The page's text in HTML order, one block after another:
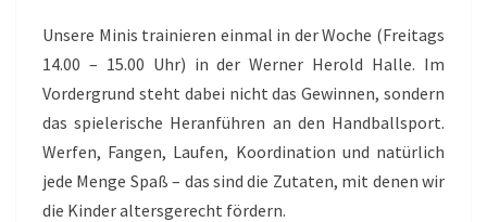
Unsere Minis trainieren einmal in der Woche (Freitags
14.00 – 15.00 Uhr) in der Werner Herold Halle. Im
Vordergrund steht dabei nicht das Gewinnen, sondern
das spielerische Heranführen an den Handballsport.
Werfen, Fangen, Laufen, Koordination und natürlich
jede Menge Spaß – das sind die Zutaten, mit denen wir
die Kinder altersgerecht fördern.